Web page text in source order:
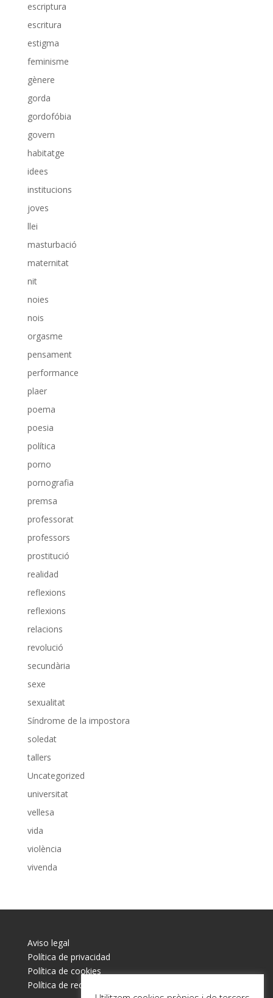
escriptura
escritura
estigma
feminisme
gènere
gorda
gordofóbia
govern
habitatge
idees
institucions
joves
llei
masturbació
maternitat
nit
noies
nois
orgasme
pensament
performance
plaer
poema
poesia
política
porno
pornografia
premsa
professorat
professors
prostitució
realidad
reflexions
reflexions
relacions
revolució
secundària
sexe
sexualitat
Síndrome de la impostora
soledat
tallers
Uncategorized
universitat
vellesa
vida
violència
vivenda
Aviso legal
Política de privacidad
Política de cookies
Política de redes sociales